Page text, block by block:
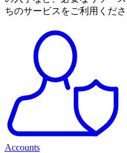
ちのサービスをご利用くださ
Accounts